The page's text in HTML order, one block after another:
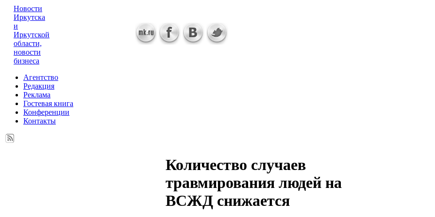
Новости
Иркутска
и
Иркутской
области,
новости
бизнеса
Агентство
Редакция
Реклама
Гостевая книга
Конференции
Контакты
Количество случаев
травмирования людей на
ВСЖД снижается